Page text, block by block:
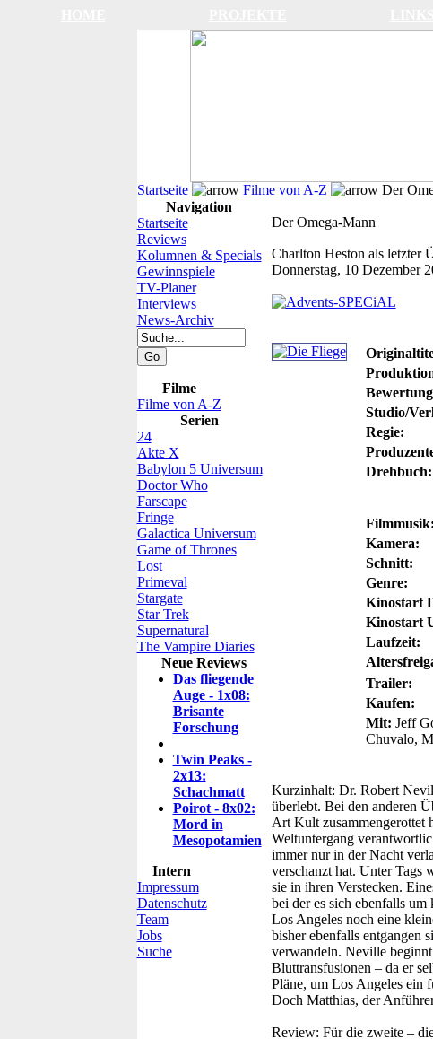
Startseite Filme von A-Z
Der
Navigation
Startseite
Reviews
Kolumnen & Specials
Gewinnspiele
TV-Planer
Interviews
News-Archiv
Filme
Filme von A-Z
Serien
24
Akte X
Babylon 5 Universum
Doctor Who
Farscape
Fringe
Galactica Universum
Game of Thrones
Lost
Primeval
Stargate
Star Trek
Supernatural
The Vampire Diaries
Neue Reviews
Das fliegende
Auge - 1x08:
Brisante
Forschung
Twin Peaks -
2x13:
Schachmatt
Poirot - 8x02:
Mord in
Mesopotamien
Intern
Impressum
Datenschutz
Team
Jobs
Suche
Der Omega-Mann
Charlton Heston als letzter
Donnerstag, 10 Dezember
Studio/
Regie:
Drehbuch:
Filmmusik:
Kamera:
Schnitt:
Genre:
Kinostart
Kinostart
Laufzeit:
Trailer:
Kaufen:
Mit: Jeff
Chuvalo,
Kurzinhalt: Dr. Robert
überlebt. Bei den anderen
Art Kult zusammengerottet
Weltuntergang
immer nur in der Nacht
verschanzt hat. Unter Tags
sie in ihren Verstecken.
bei der es sich ebenfalls
Los Angeles noch eine
bisher ebenfalls entgangen
verwandeln. Neville
Bluttransfusionen – da er
Pläne, um Los Angeles ein
Doch Matthias, der
Review: Für die zweite –